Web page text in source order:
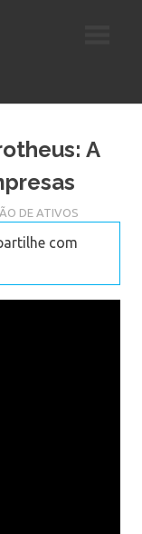
A
DE ATIVOS
com